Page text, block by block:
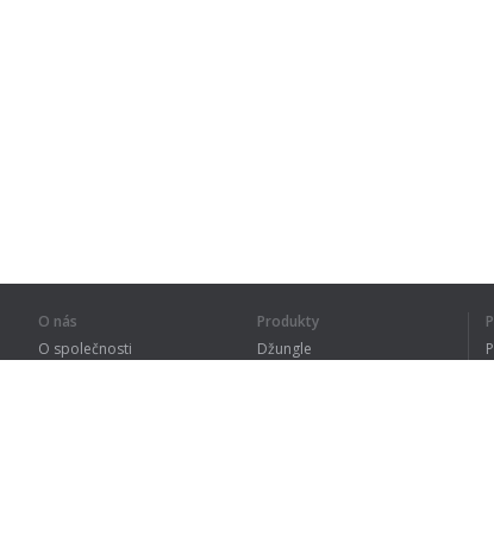
O nás
O společnosti
Produkty
Džungle